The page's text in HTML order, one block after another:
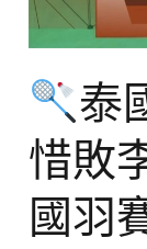
泰
惜敗
國羽
3
局
惜
李
梓
嘉